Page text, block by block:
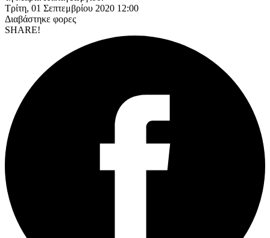
Τρίτη, 01 Σεπτεμβρίου 2020 12:00
Διαβάστηκε φορες
SHARE!